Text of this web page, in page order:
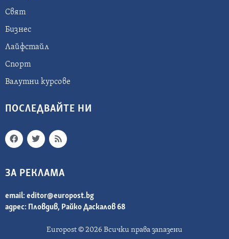
Свят
Бизнес
Лайфстайл
Спорт
Валутни курсове
ПОСЛЕДВАЙТЕ НИ
ЗА РЕКЛАМА
email: editor@europost.bg
адрес: Пловдив, Райко Даскалов 68
Europost © 2026 Всички права запазени